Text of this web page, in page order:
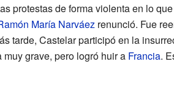
protestas de forma violenta en lo
María Narváezrenunció. Fue
tarde, Castelar participó en la
grave, pero logró huir a Francia.